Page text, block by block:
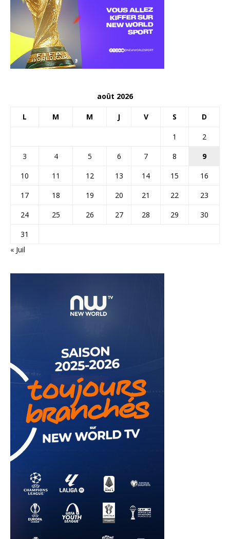
août 2026
L M M J V S D
1
2
3
4 5 6 7 8
9
10
11 12 13 14 15
16
17
18 19 20 21 22
23
24
25 26 27 28 29
30
31
« Juil